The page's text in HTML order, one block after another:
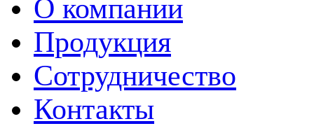
О компании
Продукция
Сотрудничество
Контакты